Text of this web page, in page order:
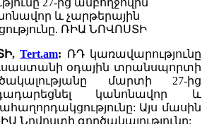
Tert.am: ՌԴ կառավարությունը
օդային տրանսպորտի
մարտի 27-ից
կանոնավոր և
Այս մասին
Նովոստի գործակալությունը: